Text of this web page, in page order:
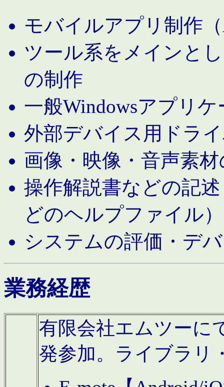
モバイルアプリ制作
ツール系をメインと
の制作
一般Windowsアプリ
外部デバイス用ドラ
画像・映像・音声素
操作解説書などの記
どのヘルプファイル）
システムの評価・デ
業務経歴
有限会社エムツーに
発参加。ライブラリ